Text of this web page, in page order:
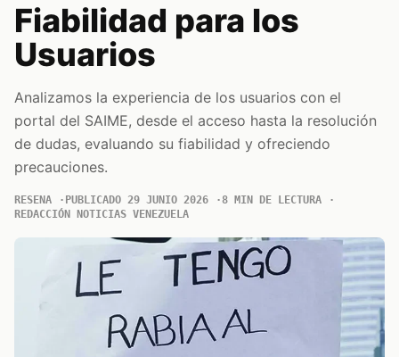
Fiabilidad para los
Usuarios
Analizamos la experiencia de los usuarios con el
portal del SAIME, desde el acceso hasta la resolución
de dudas, evaluando su fiabilidad y ofreciendo
precauciones.
RESENA PUBLICADO 29 JUNIO 2026
8 MIN DE LECTURA
REDACCIÓN NOTICIAS VENEZUELA